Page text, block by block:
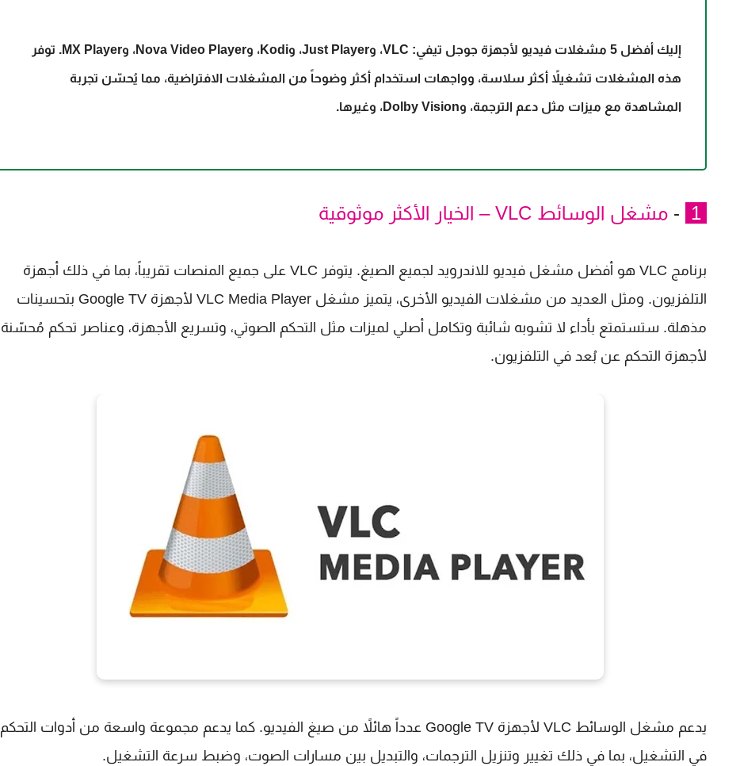
إليك أفضل 5 مشغلات فيديو لأجهزة جوجل تيفي: VLC، وJust Player، وKodi، وNova Video Player، وMX Player. توفر
هذه المشغلات تشغيلاً أكثر سلاسة، وواجهات استخدام أكثر وضوحاً من المشغلات الافتراضية، مما يُحسّن تجربة
المشاهدة مع ميزات مثل دعم الترجمة، وDolby Vision، وغيرها.
- مشغل الوسائط VLC – الخيار الأكثر موثوقية
برنامج VLC هو أفضل مشغل فيديو للاندرويد لجميع الصيغ. يتوفر VLC على جميع المنصات تقريباً، بما في ذلك أجهزة
التلفزيون. ومثل العديد من مشغلات الفيديو الأخرى، يتميز مشغل VLC Media Player لأجهزة Google TV بتحسينات
مذهلة. ستستمتع بأداء لا تشوبه شائبة وتكامل أصلي لميزات مثل التحكم الصوتي، وتسريع الأجهزة، وعناصر تحكم مُحسّنة
لأجهزة التحكم عن بُعد في التلفزيون.
يدعم مشغل الوسائط VLC لأجهزة Google TV عدداً هائلاً من صيغ الفيديو. كما يدعم مجموعة واسعة من أدوات التحكم
في التشغيل، بما في ذلك تغيير وتنزيل الترجمات، والتبديل بين مسارات الصوت، وضبط سرعة التشغيل.